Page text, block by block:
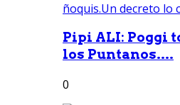
Pipi ALI: Poggi
los Puntanos....
0